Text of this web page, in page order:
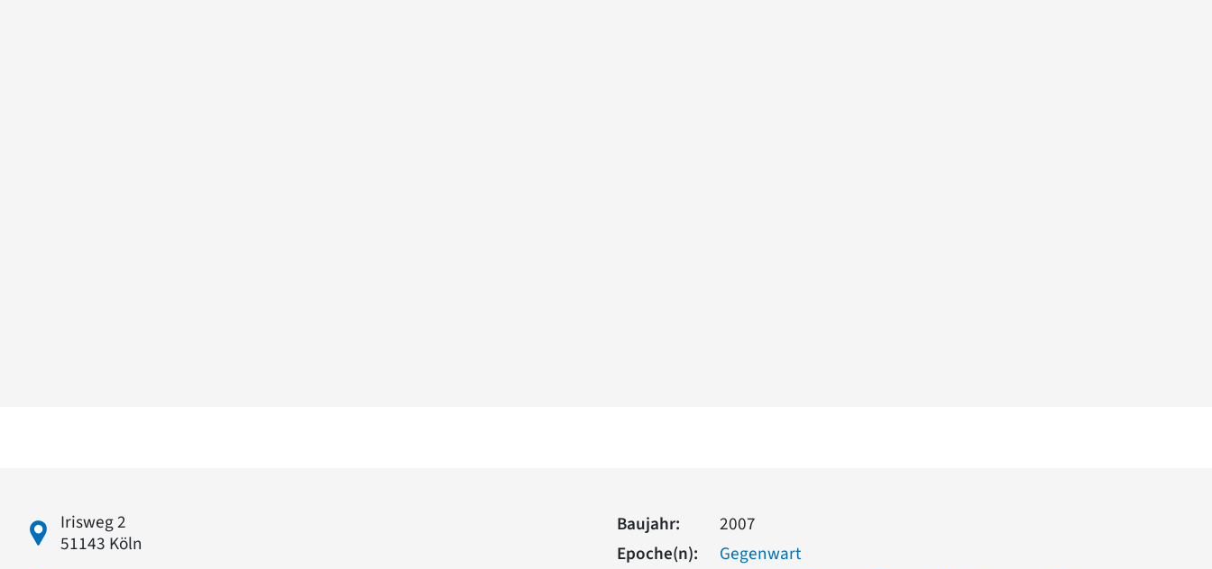
Irisweg 2
51143 Köln
Baujahr:
2007
Epoche(n):
Gegenwart